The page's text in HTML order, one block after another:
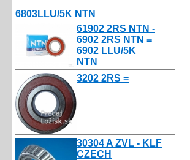
6803LLU/5K NTN
61902 2RS NTN -
6902 2RS NTN =
6902 LLU/5K
NTN
3202 2RS =
30304 A ZVL - KLF
CZECH